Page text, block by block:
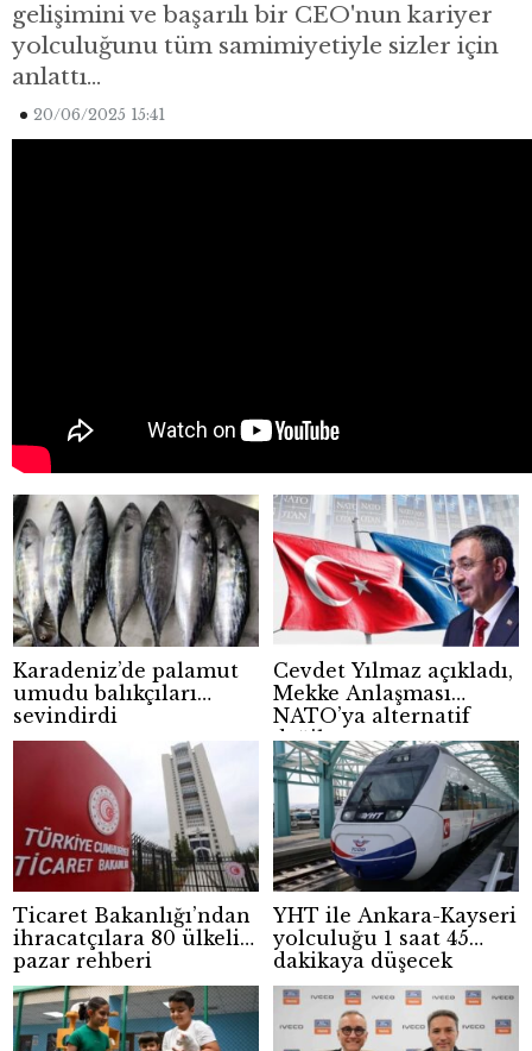
gelişimini ve başarılı bir CEO'nun kariyer
yolculuğunu tüm samimiyetiyle sizler için
anlattı…
20/06/2025 15:41
Karadeniz’de palamut
umudu balıkçıları
sevindirdi
Cevdet Yılmaz açıkladı,
Mekke Anlaşması
NATO’ya alternatif
değil
Ticaret Bakanlığı’ndan
ihracatçılara 80 ülkelik
pazar rehberi
YHT ile Ankara-Kayseri
yolculuğu 1 saat 45
dakikaya düşecek